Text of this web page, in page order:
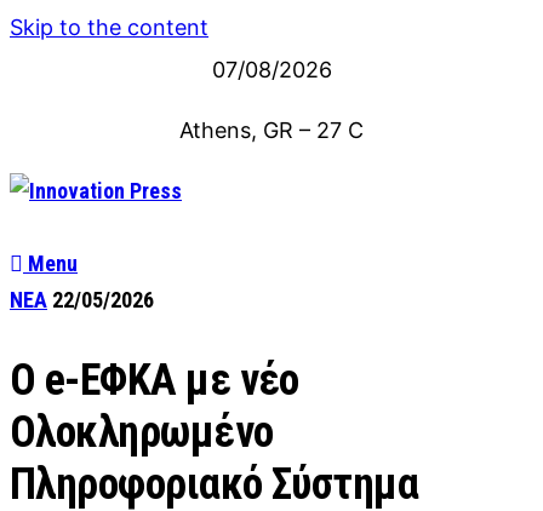
Skip to the content
07/08/2026
Athens, GR – 27 C
Menu
ΝΕΑ 22/05/2026
Ο e-ΕΦΚΑ με νέο
Ολοκληρωμένο
Πληροφοριακό Σύστημα